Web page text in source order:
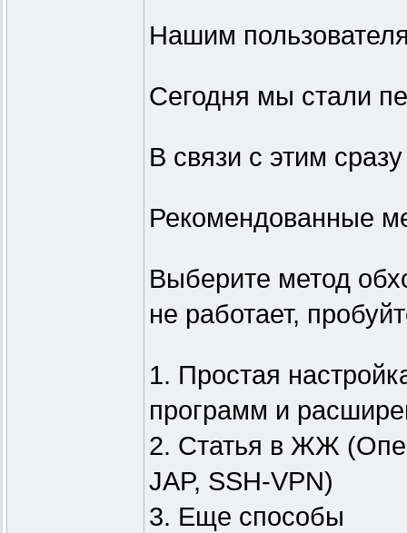
Нашим
Сегодня мы стали
В связи с этим
Рекомендованные
Выберите метод
не работает,
1. Простая
программ и
2. Статья в ЖЖ
JAP, SSH-VPN)
3. Еще способы